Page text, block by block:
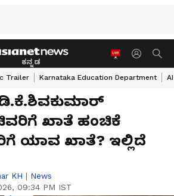
ಕನ್ನಡ
Trailer Karnataka Education Department
ಖಾತೆ ಹಂಚಿಕೆ
ಯಾವ ಖಾತೆ? ಇಲ್ಲಿದೆ
KH | News
09:34 PM IST